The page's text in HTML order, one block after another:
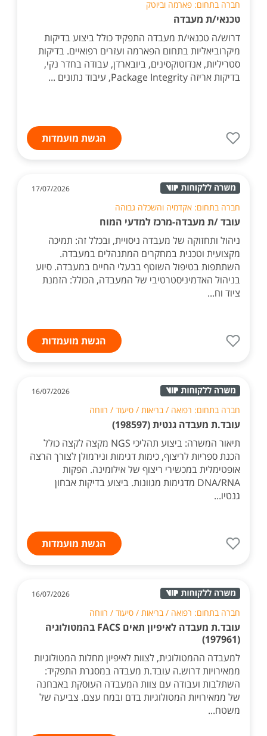
חברה בתחום: פארמה וביוטק
טכנאי/ת מעבדה
דרוש/ה טכנאי/ת מעבדה התפקיד כולל ביצוע בדיקות
מיקרוביאליות בתחום הפארמה ועזרים רפואיים. בדיקות
סטריליות, אנדוטוקסינים, ביובארדן, עבודה בחדר נקי,
בדיקות אריזה Package Integrity, עיבוד נתונים ...
הגשת מועמדות
17/07/2026
חברה בתחום: אקדמיה והשכלה גבוהה
עובד /ת מעבדה-מרכז למדעי המוח
ניהול ותחזוקה של מעבדה ניסויית, ובכלל זה: תמיכה
מקצועית וטכנית במחקרים המתנהלים במעבדה.
השתתפות בטיפול השוטף בבעלי החיים במעבדה. סיוע
בניהול האדמיניסטרטיבי של המעבדה, הכולל: הזמנת
ציוד וח...
הגשת מועמדות
16/07/2026
חברה בתחום: רפואה / בריאות / סיעוד / רווחה
עובד.ת מעבדה גנטית (198597)
תיאור המשרה: ביצוע תהליכי NGS מקצה לקצה כולל
הכנת ספריות לריצוף, כימות דגימות ונירמולן לצורך הרצה
אופטימלית במכשירי ריצוף של אילומינה. הפקות
DNA/RNA מדגימות מגוונות. ביצוע בדיקות אבחון
גנטיו...
הגשת מועמדות
16/07/2026
חברה בתחום: רפואה / בריאות / סיעוד / רווחה
עובד.ת מעבדה לאיפיון תאים FACS בהמטולוגיה
(197961)
למעבדה ההמטולוגית, לצוות לאיפיון מחלות המטולוגיות
ממאירויות דרוש.ה עובד.ת מעבדה במסגרת התפקיד:
השתלבות ועבודה עם צוות המעבדה העוסקת באבחנה
של ממאירויות המטולוגיות בדם ובמח עצם. צביעה של
משטח...